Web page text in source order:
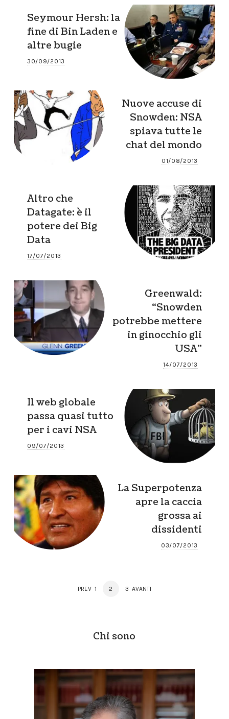
Seymour Hersh: la
fine di Bin Laden e
altre bugie
30/09/2013
Nuove accuse di
Snowden: NSA
spiava tutte le
chat del mondo
01/08/2013
Altro che
Datagate: è il
potere dei Big
Data
17/07/2013
Greenwald:
“Snowden
potrebbe mettere
in ginocchio gli
USA”
14/07/2013
Il web globale
passa quasi tutto
per i cavi NSA
09/07/2013
La Superpotenza
apre la caccia
grossa ai
dissidenti
03/07/2013
PREV PAGE
1 PAGE
2 PAGE
3 AVANTI
Chi sono